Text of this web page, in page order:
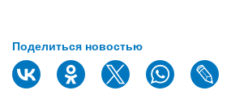
Поделиться новостью